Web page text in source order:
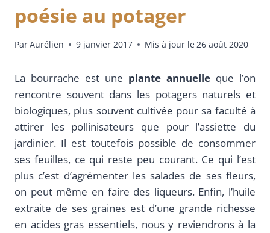
poésie au potager
ParAurélien 9 janvier 2017 Mis à jour le26 août 2020
La bourrache est une plante annuelle que l’on
rencontre souvent dans les potagers naturels et
biologiques, plus souvent cultivée pour sa faculté à
attirer les pollinisateurs que pour l’assiette du
jardinier. Il est toutefois possible de consommer
ses feuilles, ce qui reste peu courant. Ce qui l’est
plus c’est d’agrémenter les salades de ses fleurs,
on peut même en faire des liqueurs. Enfin, l’huile
extraite de ses graines est d’une grande richesse
en acides gras essentiels, nous y reviendrons à la